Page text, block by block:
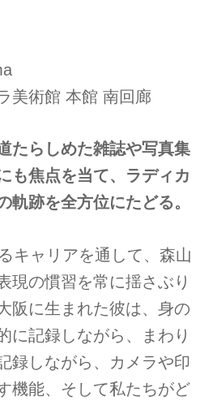
美術館 本館 南回廊
たらしめた雑誌や写真集
も焦点を当て、ラディカ
軌跡を全方位にたどる。
キャリアを通して、森山
現の慣習を常に揺さぶり
阪に生まれた彼は、身の
に記録しながら、まわり
録しながら、カメラや印
機能、そして私たちがど